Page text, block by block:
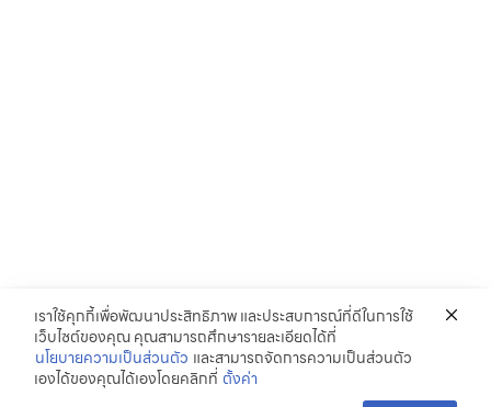
เราใช้คุกกี้เพื่อพัฒนาประสิทธิภาพ และประสบการณ์ที่ดีในการใช้
เว็บไซต์ของคุณ คุณสามารถศึกษารายละเอียดได้ที่
นโยบายความเป็นส่วนตัว และสามารถจัดการความเป็นส่วนตัว
เองได้ของคุณได้เองโดยคลิกที่ ตั้งค่า